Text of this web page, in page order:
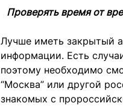
Проверять время от
Лучше иметь закрытый
информации. Есть
поэтому необходимо
“Москва” или другой
знакомых с